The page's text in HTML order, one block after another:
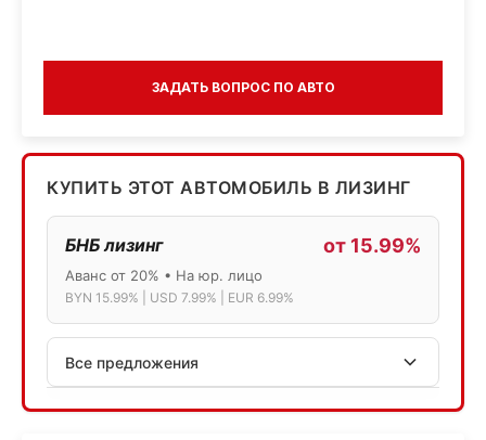
ЗАДАТЬ ВОПРОС ПО АВТО
КУПИТЬ ЭТОТ АВТОМОБИЛЬ В ЛИЗИНГ
БНБ лизинг от 15.99%
Аванс от 20% • На юр. лицо
BYN 15.99% | USD 7.99% | EUR 6.99%
Все предложения
АСБ лизинг